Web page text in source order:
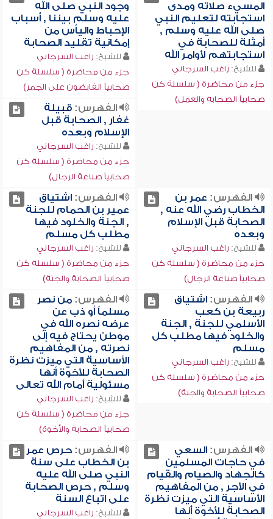
المسيء صلاته ومدى
استجابته لتعليم النبي
صلى الله عليه وسلم ,
أمثلة للصحابة في
استجابتهم لأوامر الله
للشيخ: راغب السرجاني
جزء من محاضرة ( سلسلة كن
صحابياً الصحابة والعمل)
وجود النبي صلى الله
عليه وسلم بيننا , أسباب
الإحباط واليأس من
إمكانية تقليد الصحابة
للشيخ: راغب السرجاني
جزء من محاضرة ( سلسلة كن
صحابياً القابضون على الجمر)
الفهرس:قبيلة
غفار , الصحابة قبل
الإسلام وبعده
للشيخ: راغب السرجاني
جزء من محاضرة ( سلسلة كن
صحابياً صناعة الرجال)
الفهرس: عمر بن
الخطاب رضي الله عنه ,
الصحابة قبل الإسلام
وبعده
للشيخ: راغب السرجاني
جزء من محاضرة ( سلسلة كن
صحابياً صناعة الرجال)
الفهرس:اشتياق
عمير بن الحمام للجنة
, الجنة والخلود فيها
مطلب كل مسلم
للشيخ: راغب السرجاني
جزء من محاضرة ( سلسلة كن
صحابياً الصحابة والجنة)
الفهرس:اشتياق
ربيعة بن كعب
الأسلمي للجنة , الجنة
والخلود فيها مطلب كل
مسلم
للشيخ: راغب السرجاني
جزء من محاضرة ( سلسلة كن
صحابياً الصحابة والجنة)
الفهرس:من نصر
مسلماً أو ذب عن
عرضه نصره الله في
موطن يحتاج فيه إلى
نصرته , من المفاهيم
الأساسية التي ميزت نظرة
الصحابة للأخوة أنها
مسئولية أمام الله تعالى
للشيخ: راغب السرجاني
جزء من محاضرة ( سلسلة كن
صحابياً الصحابة والأخوة)
الفهرس:السعي
في حاجات المسلمين
كالجهاد والصيام والقيام
في الأجر , من المفاهيم
الأساسية التي ميزت نظرة
الصحابة للأخوة أنها
الفهرس:حرص عمر
بن الخطاب على سنة
النبي صلى الله عليه
وسلم , حرص الصحابة
على اتباع السنة
للشيخ: راغب السرجاني